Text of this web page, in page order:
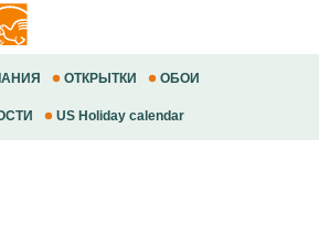
ОТКРЫТКИ ОБОИ
US Holiday calendar